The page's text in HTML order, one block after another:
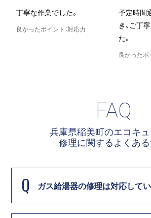
丁寧な作業でした。
良かったポイント：対応力
予定時間
き、ご丁
た。
良かったポ
FAQ
兵庫県稲美町のエコキ
修理に関するよくあ
Q ガス給湯器の修理は対応して